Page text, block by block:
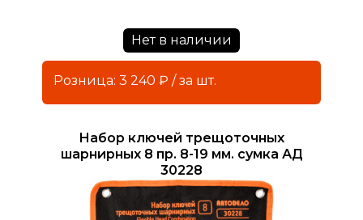
Нет в наличии
Розница: 3 240 ₽ / за шт.
Набор ключей трещоточных
шарнирных 8 пр. 8-19 мм. сумка АД
30228